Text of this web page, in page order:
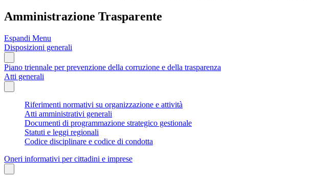
Amministrazione Trasparente
Espandi Menu
Disposizioni generali
Piano triennale per prevenzione della corruzione e della trasparenza
Atti generali
Riferimenti normativi su organizzazione e attività
Atti amministrativi generali
Documenti di programmazione strategico gestionale
Statuti e leggi regionali
Codice disciplinare e codice di condotta
Oneri informativi per cittadini e imprese